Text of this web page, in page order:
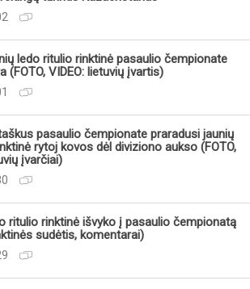
ledo ritulio rinktinė pasaulio čempionate
(FOTO, VIDEO: lietuvių įvartis)
pasaulio čempionate praradusi jaunių
rytoj kovos dėl diviziono aukso (FOTO,
įvarčiai)
ritulio rinktinė išvyko į pasaulio čempionatą
sudėtis, komentarai)